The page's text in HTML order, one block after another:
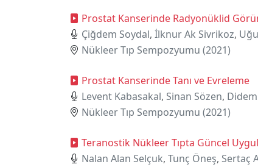
Prostat Kanserinde Radyonüklid
Çiğdem Soydal, İlknur Ak Sivrikoz,
Nükleer Tıp Sempozyumu (2021)
Prostat Kanserinde Tanı ve Evreleme
Levent Kabasakal, Sinan Sözen,
Nükleer Tıp Sempozyumu (2021)
Teranostik Nükleer Tıpta Güncel
Nalan Alan Selçuk, Tunç Öneş, Sertaç